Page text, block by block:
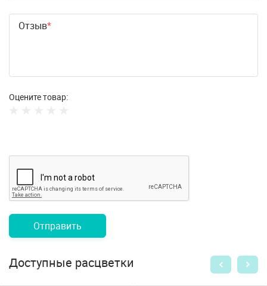
Отзыв
Оцените товар:
Отправить
Доступные расцветки